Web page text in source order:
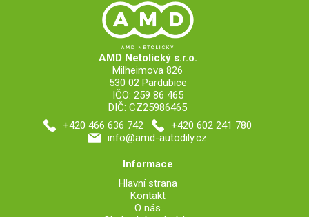
AMD Netolický s.r.o.
Milheimova 826
530 02 Pardubice
IČO: 259 86 465
DIČ: CZ25986465
+420 466 636 742
+420 602 241 780
info@amd-autodily.cz
Informace
Hlavní strana
Kontakt
O nás